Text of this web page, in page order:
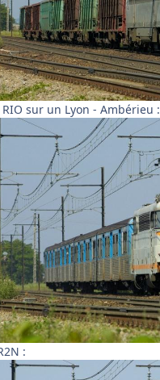
RIO sur un Lyon - Ambérieu :
: